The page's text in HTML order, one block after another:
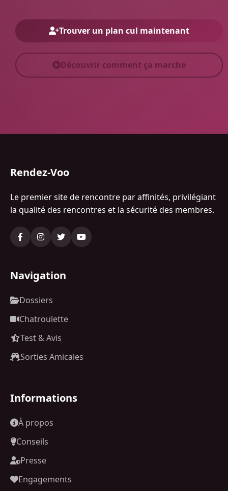
Trouver un plan cul maintenant
Découvrir comment ça marche
Rendez-Voo
Le premier site de rencontre par affinités, privilégiant
la qualité des rencontres et la sécurité des membres.
Navigation
Dossiers
Chatroulette
Test & Avis
Sorties Amicales
Informations
À propos
Conseils
Presse
Engagements